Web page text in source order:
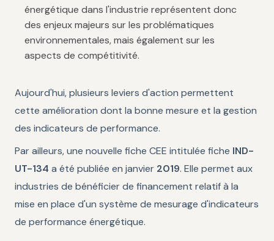
énergétique dans l'industrie représentent donc
des enjeux majeurs sur les problématiques
environnementales, mais également sur les
aspects de compétitivité.
Aujourd'hui, plusieurs leviers d'action permettent
cette amélioration dont la bonne mesure et la gestion
des indicateurs de performance.
Par ailleurs, une nouvelle fiche CEE intitulée fiche IND-
UT-134 a été publiée en janvier 2019. Elle permet aux
industries de bénéficier de financement relatif à la
mise en place d'un système de mesurage d'indicateurs
de performance énergétique.